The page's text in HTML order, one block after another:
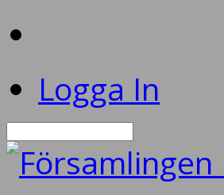
Logga In